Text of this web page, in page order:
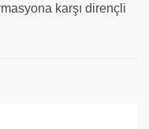
karşı dirençli